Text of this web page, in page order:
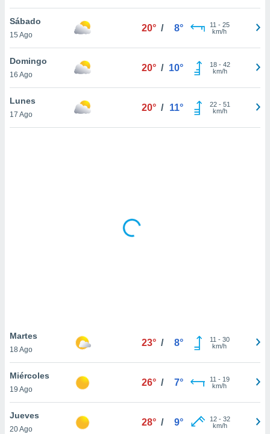
Sábado
15 Ago
20° / 8° 11 - 25
km/h
Domingo
16 Ago
20° / 10° 18- 42
km/h
Lunes
17 Ago
20° / 11° 22- 51
km/h
Martes
18 Ago
23° / 8° 11 - 30
km/h
Miércoles
19 Ago
26° / 7° 11 - 19
km/h
Jueves
20 Ago
28° / 9° 12- 32
km/h